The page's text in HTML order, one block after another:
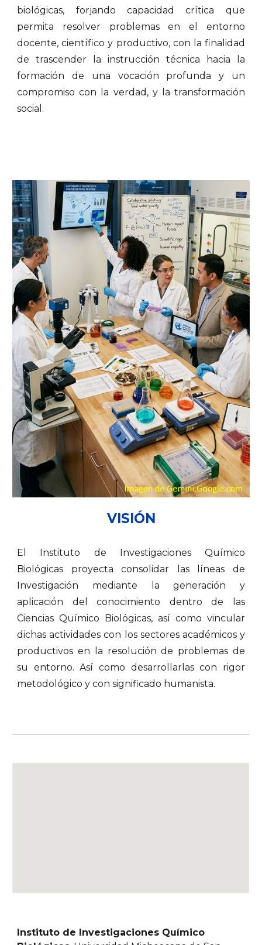
biológicas, forjando capacidad crítica que
permita resolver problemas en el entorno
docente, científico y productivo, con la finalidad
de trascender la instrucción técnica hacia la
formación de una vocación profunda y un
compromiso con la verdad, y la transformación
social.
VISIÓN
El Instituto de Investigaciones Químico
Biológicas proyecta consolidar las líneas de
Investigación mediante la generación y
aplicación del conocimiento dentro de las
Ciencias Químico Biológicas, así como vincular
dichas actividades con los sectores académicos y
productivos en la resolución de problemas de
su entorno. Así como desarrollarlas con rigor
metodológico y con significado humanista.
Instituto de Investigaciones Químico